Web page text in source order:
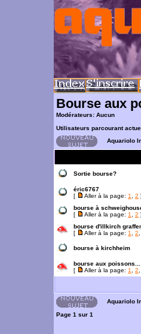
Bourse aux
Modérateurs: Aucun
Utilisateurs parcourant
Aquariolo
Sortie bourse?
éric6767
[
Aller à la page: 1 2 ]
bourse à
[
Aller à la page: 1 2 ]
bourse d'illkirch
[
Aller à la page: 1 2
bourse à kirchheim
bourse aux poissons...
[
Aller à la page: 1 2
Aquariolo
Page 1 sur 1